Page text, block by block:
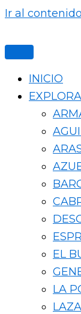
Ir al contenido
INICIO
EL
LA